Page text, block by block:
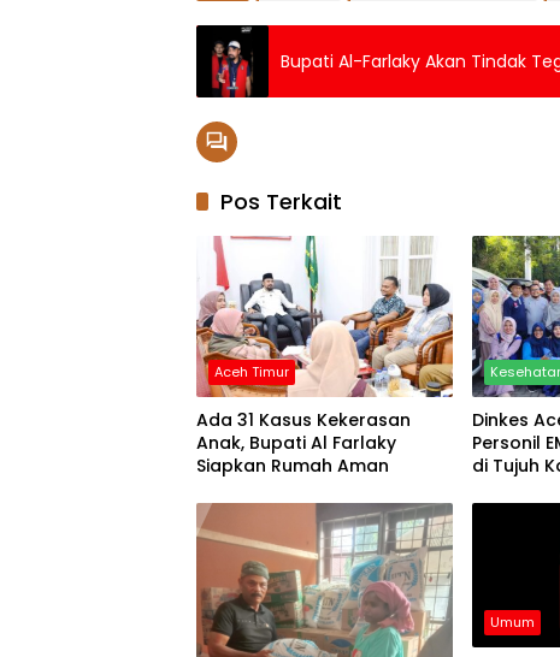
Bupati Al-Farlaky Akan Tindak
Pos Terkait
Aceh Timur
Ada 31 Kasus Kekerasan
Anak, Bupati Al Farlaky
Siapkan Rumah Aman
Dinkes
Personil
di Tujuh
Umum